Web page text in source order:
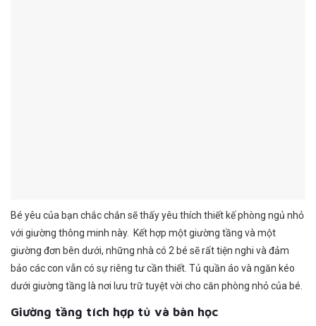
Bé yêu của bạn chắc chắn sẽ thấy yêu thích thiết kế phòng ngủ nhỏ
với giường thông minh này. Kết hợp một giường tầng và một
giường đơn bên dưới, những nhà có 2 bé sẽ rất tiện nghi và đảm
bảo các con vẫn có sự riêng tư cần thiết. Tủ quần áo và ngăn kéo
dưới giường tầng là nơi lưu trữ tuyệt vời cho căn phòng nhỏ của bé.
Giường tầng tích hợp tủ và bàn học